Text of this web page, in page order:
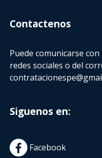
Contactenos
Puede comunicarse
redes sociales o del
Siguenos en:
Facebook